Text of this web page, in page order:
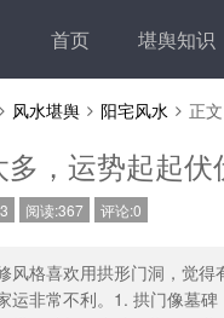
首页 堪舆知识
风水堪舆 阳宅风水 正文
，运势起起伏
阅读:367 评论:0
风格喜欢用拱形门洞，觉
运非常不利。1. 拱门像墓